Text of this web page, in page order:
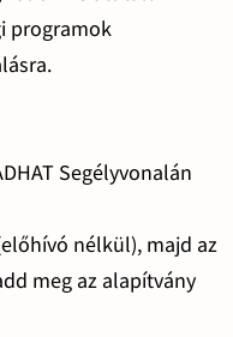
programok
Segélyvonalán
nélkül), majd az
meg az alapítvány